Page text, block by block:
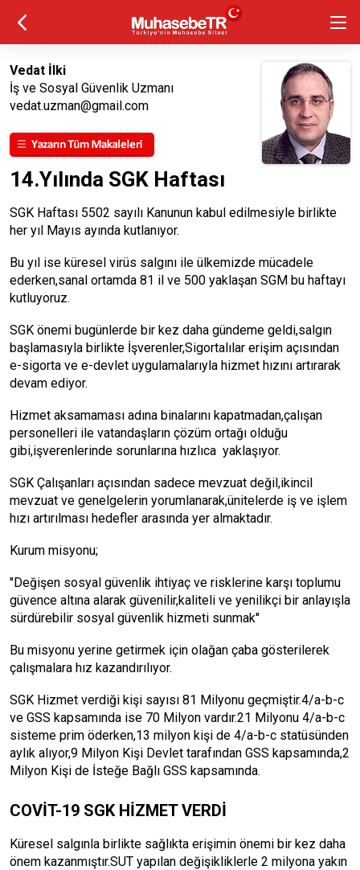
Vedat İlki
İş ve Sosyal Güvenlik Uzmanı
vedat.uzman@gmail.com
14.Yılında SGK Haftası
SGK Haftası 5502 sayılı Kanunun kabul edilmesiyle birlikte
her yıl Mayıs ayında kutlanıyor.
Bu yıl ise küresel virüs salgını ile ülkemizde mücadele
ederken,sanal ortamda 81 il ve 500 yaklaşan SGM bu haftayı
kutluyoruz.
SGK önemi bugünlerde bir kez daha gündeme geldi,salgın
başlamasıyla birlikte İşverenler,Sigortalılar erişim açısından
e-sigorta ve e-devlet uygulamalarıyla hizmet hızını artırarak
devam ediyor.
Hizmet aksamaması adına binalarını kapatmadan,çalışan
personelleri ile vatandaşların çözüm ortağı olduğu
gibi,işverenlerinde sorunlarına hızlıca yaklaşıyor.
SGK Çalışanları açısından sadece mevzuat değil,ikincil
mevzuat ve genelgelerin yorumlanarak,ünitelerde iş ve işlem
hızı artırılması hedefler arasında yer almaktadır.
Kurum misyonu;
''Değişen sosyal güvenlik ihtiyaç ve risklerine karşı toplumu
güvence altına alarak güvenilir,kaliteli ve yenilikçi bir anlayışla
sürdürebilir sosyal güvenlik hizmeti sunmak''
Bu misyonu yerine getirmek için olağan çaba gösterilerek
çalışmalara hız kazandırılıyor.
SGK Hizmet verdiği kişi sayısı 81 Milyonu geçmiştir.4/a-b-c
ve GSS kapsamında ise 70 Milyon vardır.21 Milyonu 4/a-b-c
sisteme prim öderken,13 milyon kişi de 4/a-b-c statüsünden
aylık alıyor,9 Milyon Kişi Devlet tarafından GSS kapsamında,2
Milyon Kişi de İsteğe Bağlı GSS kapsamında.
COVİT-19 SGK HİZMET VERDİ
Küresel salgınla birlikte sağlıkta erişimin önemi bir kez daha
önem kazanmıştır.SUT yapılan değişikliklerle 2 milyona yakın